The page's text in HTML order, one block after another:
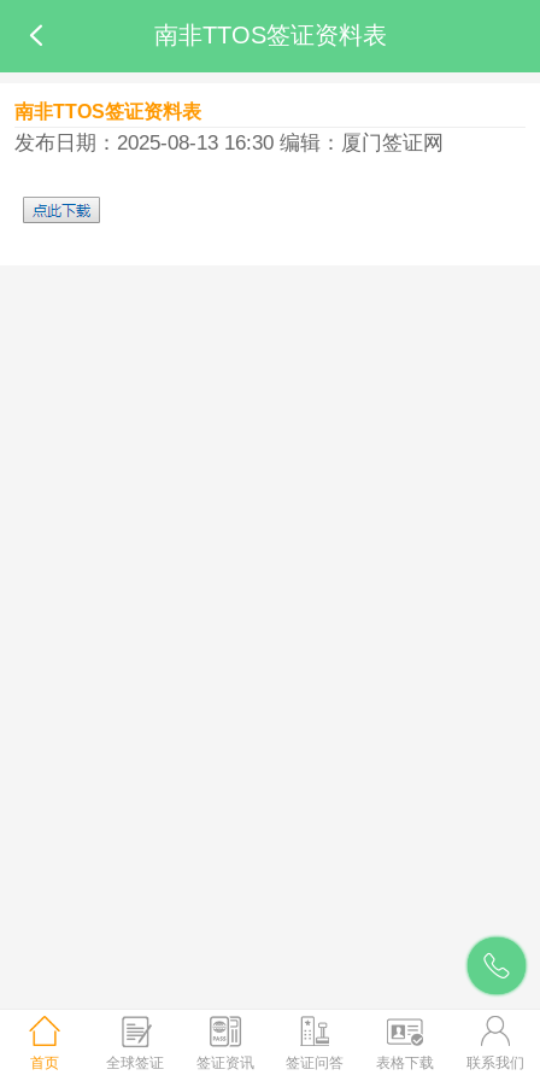
南非TTOS签证资料表
南非TTOS签证资料表
发布日期：2025-08-13 16:30编辑：厦门签证网
首页 全球签证 签证资讯 签证问答 表格下载 联系我们